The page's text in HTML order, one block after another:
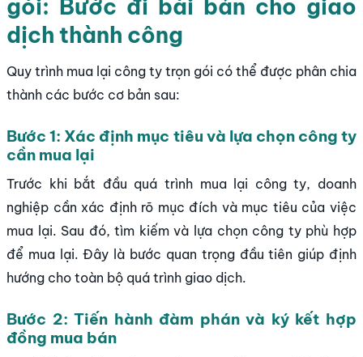
gói: Bước đi bài bản cho giao
dịch thành công
Quy trình mua lại công ty trọn gói có thể được phân chia
thành các bước cơ bản sau:
Bước 1: Xác định mục tiêu và lựa chọn công ty
cần mua lại
Trước khi bắt đầu quá trình mua lại công ty, doanh
nghiệp cần xác định rõ mục đích và mục tiêu của việc
mua lại. Sau đó, tìm kiếm và lựa chọn công ty phù hợp
để mua lại. Đây là bước quan trọng đầu tiên giúp định
hướng cho toàn bộ quá trình giao dịch.
Bước 2: Tiến hành đàm phán và ký kết hợp
đồng mua bán